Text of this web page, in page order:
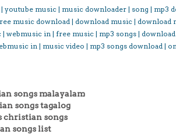
| youtube music | music downloader | song | mp3
music download | download music | download
| webmusic in | free music | mp3 songs |
in | music video | mp3 songs download |
songs malayalam
songs tagalog
christian songs
songs list